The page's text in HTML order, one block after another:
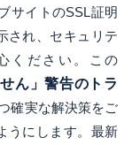
サイトのSSL証明
され、セキュリテ
ください。この
ん」警告のトラ
確実な解決策をご
うにします。最新